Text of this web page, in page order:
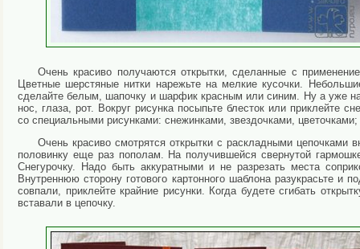
Очень красиво получаются открытки, сделанные с
Цветные шерстяные нитки нарежьте на мелкие кусочки.
сделайте белым, шапочку и шарфик красным или синим. Ну а уже
нос, глаза, рот. Вокруг рисунка посыпьте блесток или приклейте
со специальными рисунками: снежинками, звездочками,
Очень красиво смотрятся открытки с раскладными
половинку еще раз пополам. На получившейся свернутой
Снегурочку. Надо быть аккуратными и не разрезать места
Внутреннюю сторону готового картонного шаблона разукрасьте и
совпали, приклейте крайние рисунки. Когда будете сгибать
вставали в цепочку.